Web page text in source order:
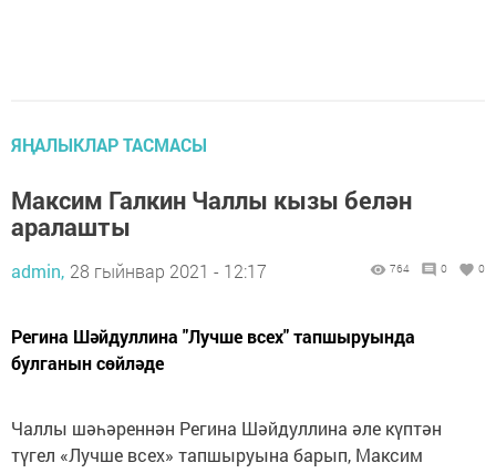
ЯҢАЛЫКЛАР ТАСМАСЫ
Максим Галкин Чаллы кызы белән
аралашты
admin, 28 гыйнвар 2021 - 12:17 764 0 0
Регина Шәйдуллина "Лучше всех" тапшыруында
булганын сөйләде
Чаллы шәһәреннән Регина Шәйдуллина әле күптән
түгел «Лучше всех» тапшыруына барып, Максим